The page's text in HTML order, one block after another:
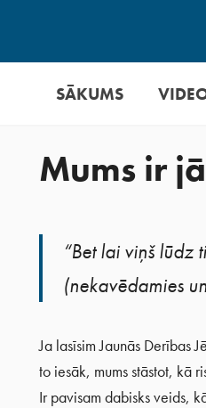
SĀKUMS
Mums ir
“Bet lai viņš lūdz
(nekavēdamies
Ja lasīsim Jaunās Derības
to iesāk, mums stāstot, kā
Ir pavisam dabisks veids,